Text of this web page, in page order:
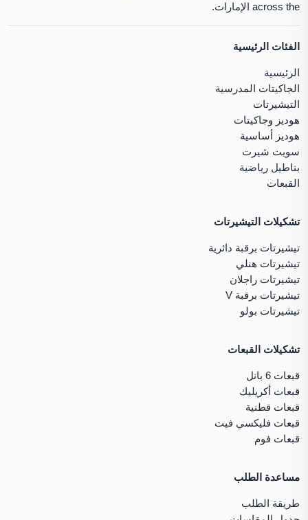
across the الإمارات.
الفئات الرئيسية
الرئيسية
الجاكيتات المدرسية
التيشيرتات
هوديز وجاكيتات
هوديز أساسية
سويت شيرت
بناطيل رياضية
القبعات
تشكيلات التيشيرتات
تيشيرتات برقبة دائرية
تيشيرتات هنلي
تيشيرتات راجلان
تيشيرتات برقبة V
تيشيرتات بولو
تشكيلات القبعات
قبعات 6 بانل
قبعات أكريليك
قبعات قطنية
قبعات فليكسي فيت
قبعات فوم
مساعدة الطلب
طريقة الطلب